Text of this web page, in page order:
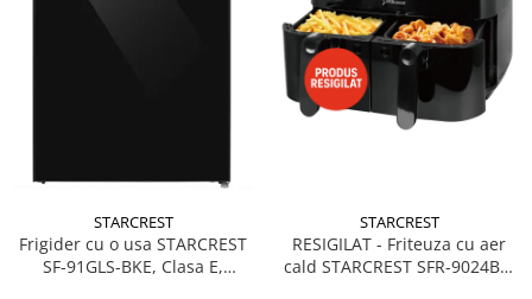
STARCREST
Frigider cu o usa STARCREST
SF-91GLS-BKE, Clasa E,
STARCREST
RESIGILAT - Friteuza cu aer
cald STARCREST SFR-9024BK,